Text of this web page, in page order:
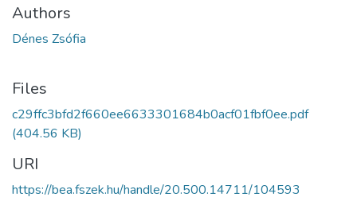
Authors
Dénes Zsófia
Files
c29ffc3bfd2f660ee6633301684b0acf01fbf0ee.pdf
(404.56 KB)
URI
https://bea.fszek.hu/handle/20.500.14711/104593